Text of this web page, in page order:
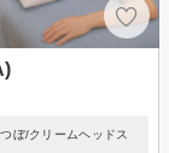
ぼ/クリームヘッドス